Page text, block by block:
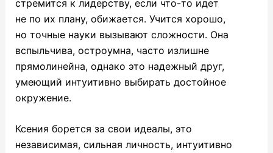
стремится к лидерству, если что-то идет
не по их плану, обижается. Учится хорошо,
но точные науки вызывают сложности. Она
вспыльчива, остроумна, часто излишне
прямолинейна, однако это надежный друг,
умеющий интуитивно выбирать достойное
окружение.
Ксения борется за свои идеалы, это
независимая, сильная личность, интуитивно